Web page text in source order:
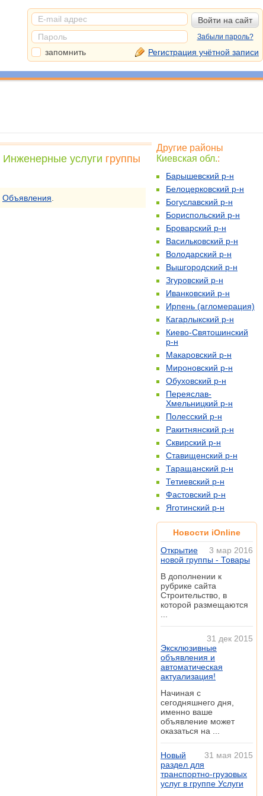
Забыли пароль?
Регистрация учётной записи
запомнить
Инженерные услуги группы
Объявления
Другие районы
Киевская обл.:
Барышевский р-н
Белоцерковский р-н
Богуславский р-н
Бориспольский р-н
Броварский р-н
Васильковский р-н
Володарский р-н
Вышгородский р-н
Згуровский р-н
Иванковский р-н
Ирпень (агломерация)
Кагарлыкский р-н
Киево-Святошинский
р-н
Макаровский р-н
Мироновский р-н
Обуховский р-н
Переяслав-
Хмельницкий р-н
Полесский р-н
Ракитнянский р-н
Сквирский р-н
Ставищенский р-н
Таращанский р-н
Тетиевский р-н
Фастовский р-н
Яготинский р-н
Новости iOnline
3 мар 2016
Открытие
новой группы - Товары
В дополнении к
рубрике сайта
Строительство, в
которой размещаются
31 дек 2015
Эксклюзивные
объявления и
автоматическая
актуализация!
Начиная с
сегодняшнего дня,
именно ваше
объявление может
оказаться на ...
31 мая 2015
Новый
раздел для
транспортно-грузовых
услуг в группе Услуги